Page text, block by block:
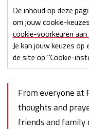
De inhoud op deze
om jouw cookie-
cookie-voorkeuren
Je kan jouw keuzes
de site op "Cookie-
From everyone at
thoughts and
friends and